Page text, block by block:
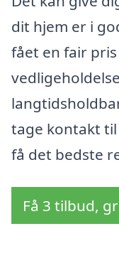
dit hjem er i
fået en fair
tage kontakt
få det bedste
Få 3 tilbud,